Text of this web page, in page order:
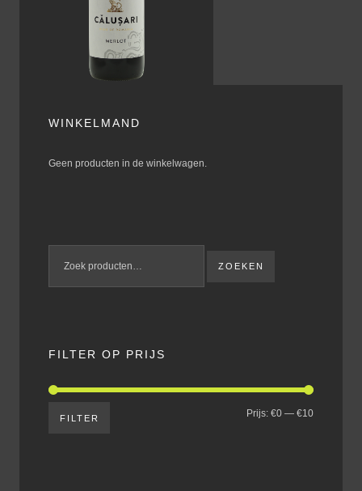
WINKELMAND
Geen producten in de winkelwagen.
ZOEKEN
FILTER OP PRIJS
FILTER Prijs: €0 — €10